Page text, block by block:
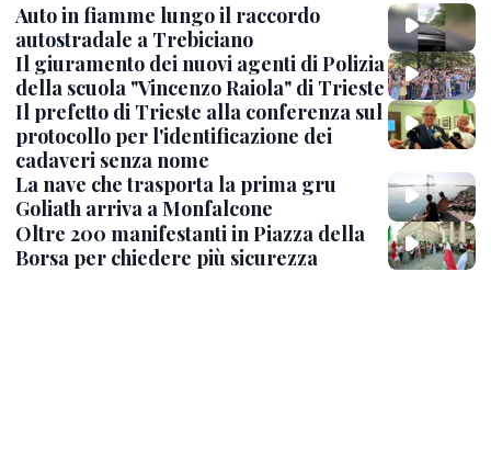
Auto in fiamme lungo il raccordo
autostradale a Trebiciano
Il giuramento dei nuovi agenti di Polizia
della scuola "Vincenzo Raiola" di Trieste
Il prefetto di Trieste alla conferenza sul
protocollo per l'identificazione dei
cadaveri senza nome
La nave che trasporta la prima gru
Goliath arriva a Monfalcone
Oltre 200 manifestanti in Piazza della
Borsa per chiedere più sicurezza